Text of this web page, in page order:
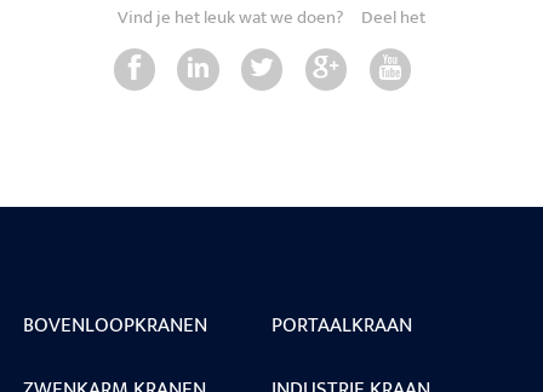
Vind je het leuk wat we doen? Deel het
BOVENLOOPKRANEN
PORTAALKRAAN